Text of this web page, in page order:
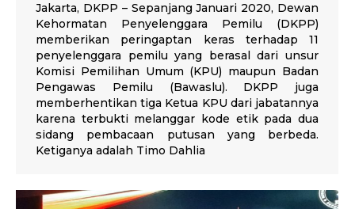
Jakarta, DKPP – Sepanjang Januari 2020, Dewan
Kehormatan Penyelenggara Pemilu (DKPP)
memberikan peringaptan keras terhadap 11
penyelenggara pemilu yang berasal dari unsur
Komisi Pemilihan Umum (KPU) maupun Badan
Pengawas Pemilu (Bawaslu). DKPP juga
memberhentikan tiga Ketua KPU dari jabatannya
karena terbukti melanggar kode etik pada dua
sidang pembacaan putusan yang berbeda.
Ketiganya adalah Timo Dahlia